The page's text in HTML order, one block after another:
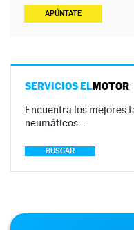
APÚNTATE
SERVICIOS ELMOTOR
Encuentra los mejores
neumáticos…
BUSCAR